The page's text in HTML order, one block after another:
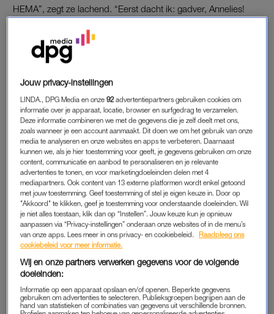
HEMA”, zegt ze lachend. “Eerst dacht ik: gadver, Annelies!
no-time lagen we samen in een deuk, omdat zij zo moest
lachen. Ze maakte van alles een geintje, ondanks dat ze diep
in de put zat.”
De twee hebben een goede band. “Ik ben knuffelig, dat was zij
ook. We praatten veel met elkaar. We voerden luchtige, maar
ook zware gesprekken. Een keer moesten we allebei huilen en
vlogen we elkaar in de armen. Daar stonden we dan, huilend
te knuffelen.”
ASPERGER EN ANOREXIA
Annelies heeft het syndroom vanAspergeren worstelt al op
jonge leeftijd metanorexia. “Doordeweeks woonde ze
begeleid, in het weekend kwam ze thuis. Als ik dan tijdens het
zij normaal gesproken zat – kon ik hoog of laag springen, maar
kregen we altijd een toetje. Mijn zus Corinne en ik kregen vla,
Jouw privacy-instellingen
LINDA., DPG Media en onze92 advertentiepartners gebruiken cookies om
informatie over je apparaat, locatie, browser en surfgedrag te verzamelen.
Deze informatie combineren we met de gegevens die je zelf deelt met ons,
zoals wanneer je een account aanmaakt. Dit doen we om het gebruik van onze
media te analyseren en onze websites en apps te verbeteren. Daarnaast
kunnen we, als je hier toestemming voor geeft, je gegevens gebruiken om onze
content, communicatie en aanbod te personaliseren en je relevante
advertenties te tonen, en voor marketingdoeleinden delen met 4
mediapartners. Ook content van 13 externe platformen wordt enkel getoond
met jouw toestemming. Geef toestemming of stel je eigen keuze in. Door op
"Akkoord" te klikken, geef je toestemming voor onderstaande doeleinden. Wil
je niet alles toestaan, klik dan op “Instellen”. Jouw keuze kun je opnieuw
aanpassen via “Privacy-instellingen” onderaan onze websites of in de menu’s
van onze apps. Lees meer in ons privacy- en cookiebeleid.
Raadpleeg ons
cookiebeleid voor meer informatie.
Wij en onze partners verwerken gegevens voor de volgende
doeleinden:
Informatie op een apparaat opslaan en/of openen. Beperkte gegevens
gebruiken om advertenties te selecteren. Publieksgroepen begrijpen aan de
hand van statistieken of combinaties van gegevens uit verschillende bronnen.